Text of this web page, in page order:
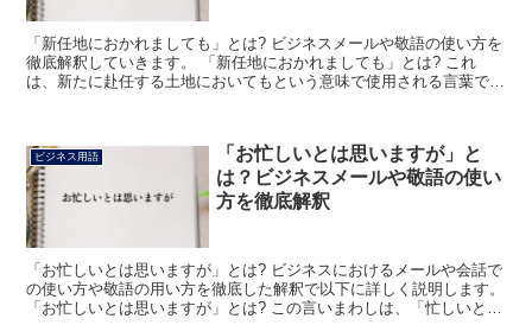
「新任地におかれましても」とは? ビジネスメールや敬語の使い方を
徹底解釈していきます。 「新任地におかれましても」とは? これ
は、新たに赴任する土地においてもという意味で使用される言葉で
ビジネス用語
「お忙しいとは思いますが」と
は？ビジネスメールや敬語の使い
方を徹底解釈
「お忙しいとは思いますが」とは? ビジネスにおけるメールや会話で
の使い方や敬語の用い方を徹底した解釈で以下に詳しく説明します。
「お忙しいとは思いますが」とは? この言いまわしは、「忙しいとは